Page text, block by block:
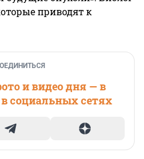
приводят к
и видео дня — в
социальных сетях